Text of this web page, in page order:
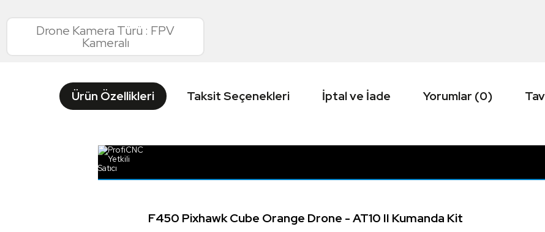
Drone Kamera Türü : FPV
Kameralı
Ürün Özellikleri Taksit Seçenekleri İptal ve İade Yorumlar (0)
F450 Pixhawk Cube Orange Drone - AT10 II Kumanda Kit